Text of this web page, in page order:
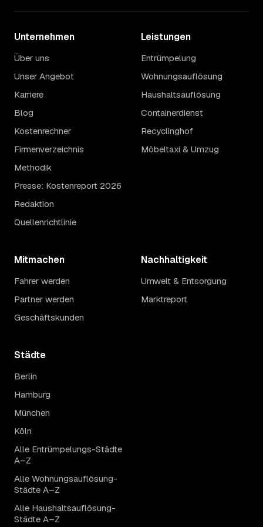
Unternehmen
Über uns
Unser Angebot
Karriere
Blog
Kostenrechner
Firmenverzeichnis
Methodik
Presse: Kostenreport 2026
Redaktion
Quellenrichtlinie
Leistungen
Entrümpelung
Wohnungsauflösung
Haushaltsauflösung
Containerdienst
Recyclinghof
Möbeltaxi & Umzug
Mitmachen
Fahrer werden
Partner werden
Geschäftskunden
Nachhaltigkeit
Umwelt & Entsorgung
Marktreport
Städte
Berlin
Hamburg
München
Köln
Alle Entrümpelungs-Städte
A–Z
Alle Wohnungsauflösung-
Städte A–Z
Alle Haushaltsauflösung-
Städte A–Z